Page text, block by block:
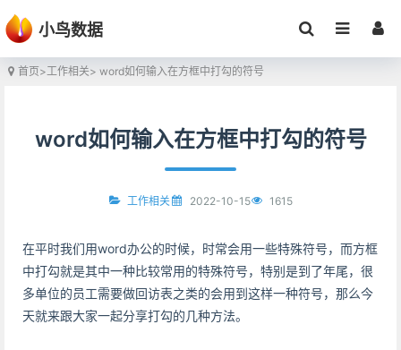
小鸟数据
首页>工作相关> word如何输入在方框中打勾的符号
word如何输入在方框中打勾的符号
工作相关 2022-10-15 1615
在平时我们用word办公的时候，时常会用一些特殊符号，而方框
中打勾就是其中一种比较常用的特殊符号，特别是到了年尾，很
多单位的员工需要做回访表之类的会用到这样一种符号，那么今
天就来跟大家一起分享打勾的几种方法。